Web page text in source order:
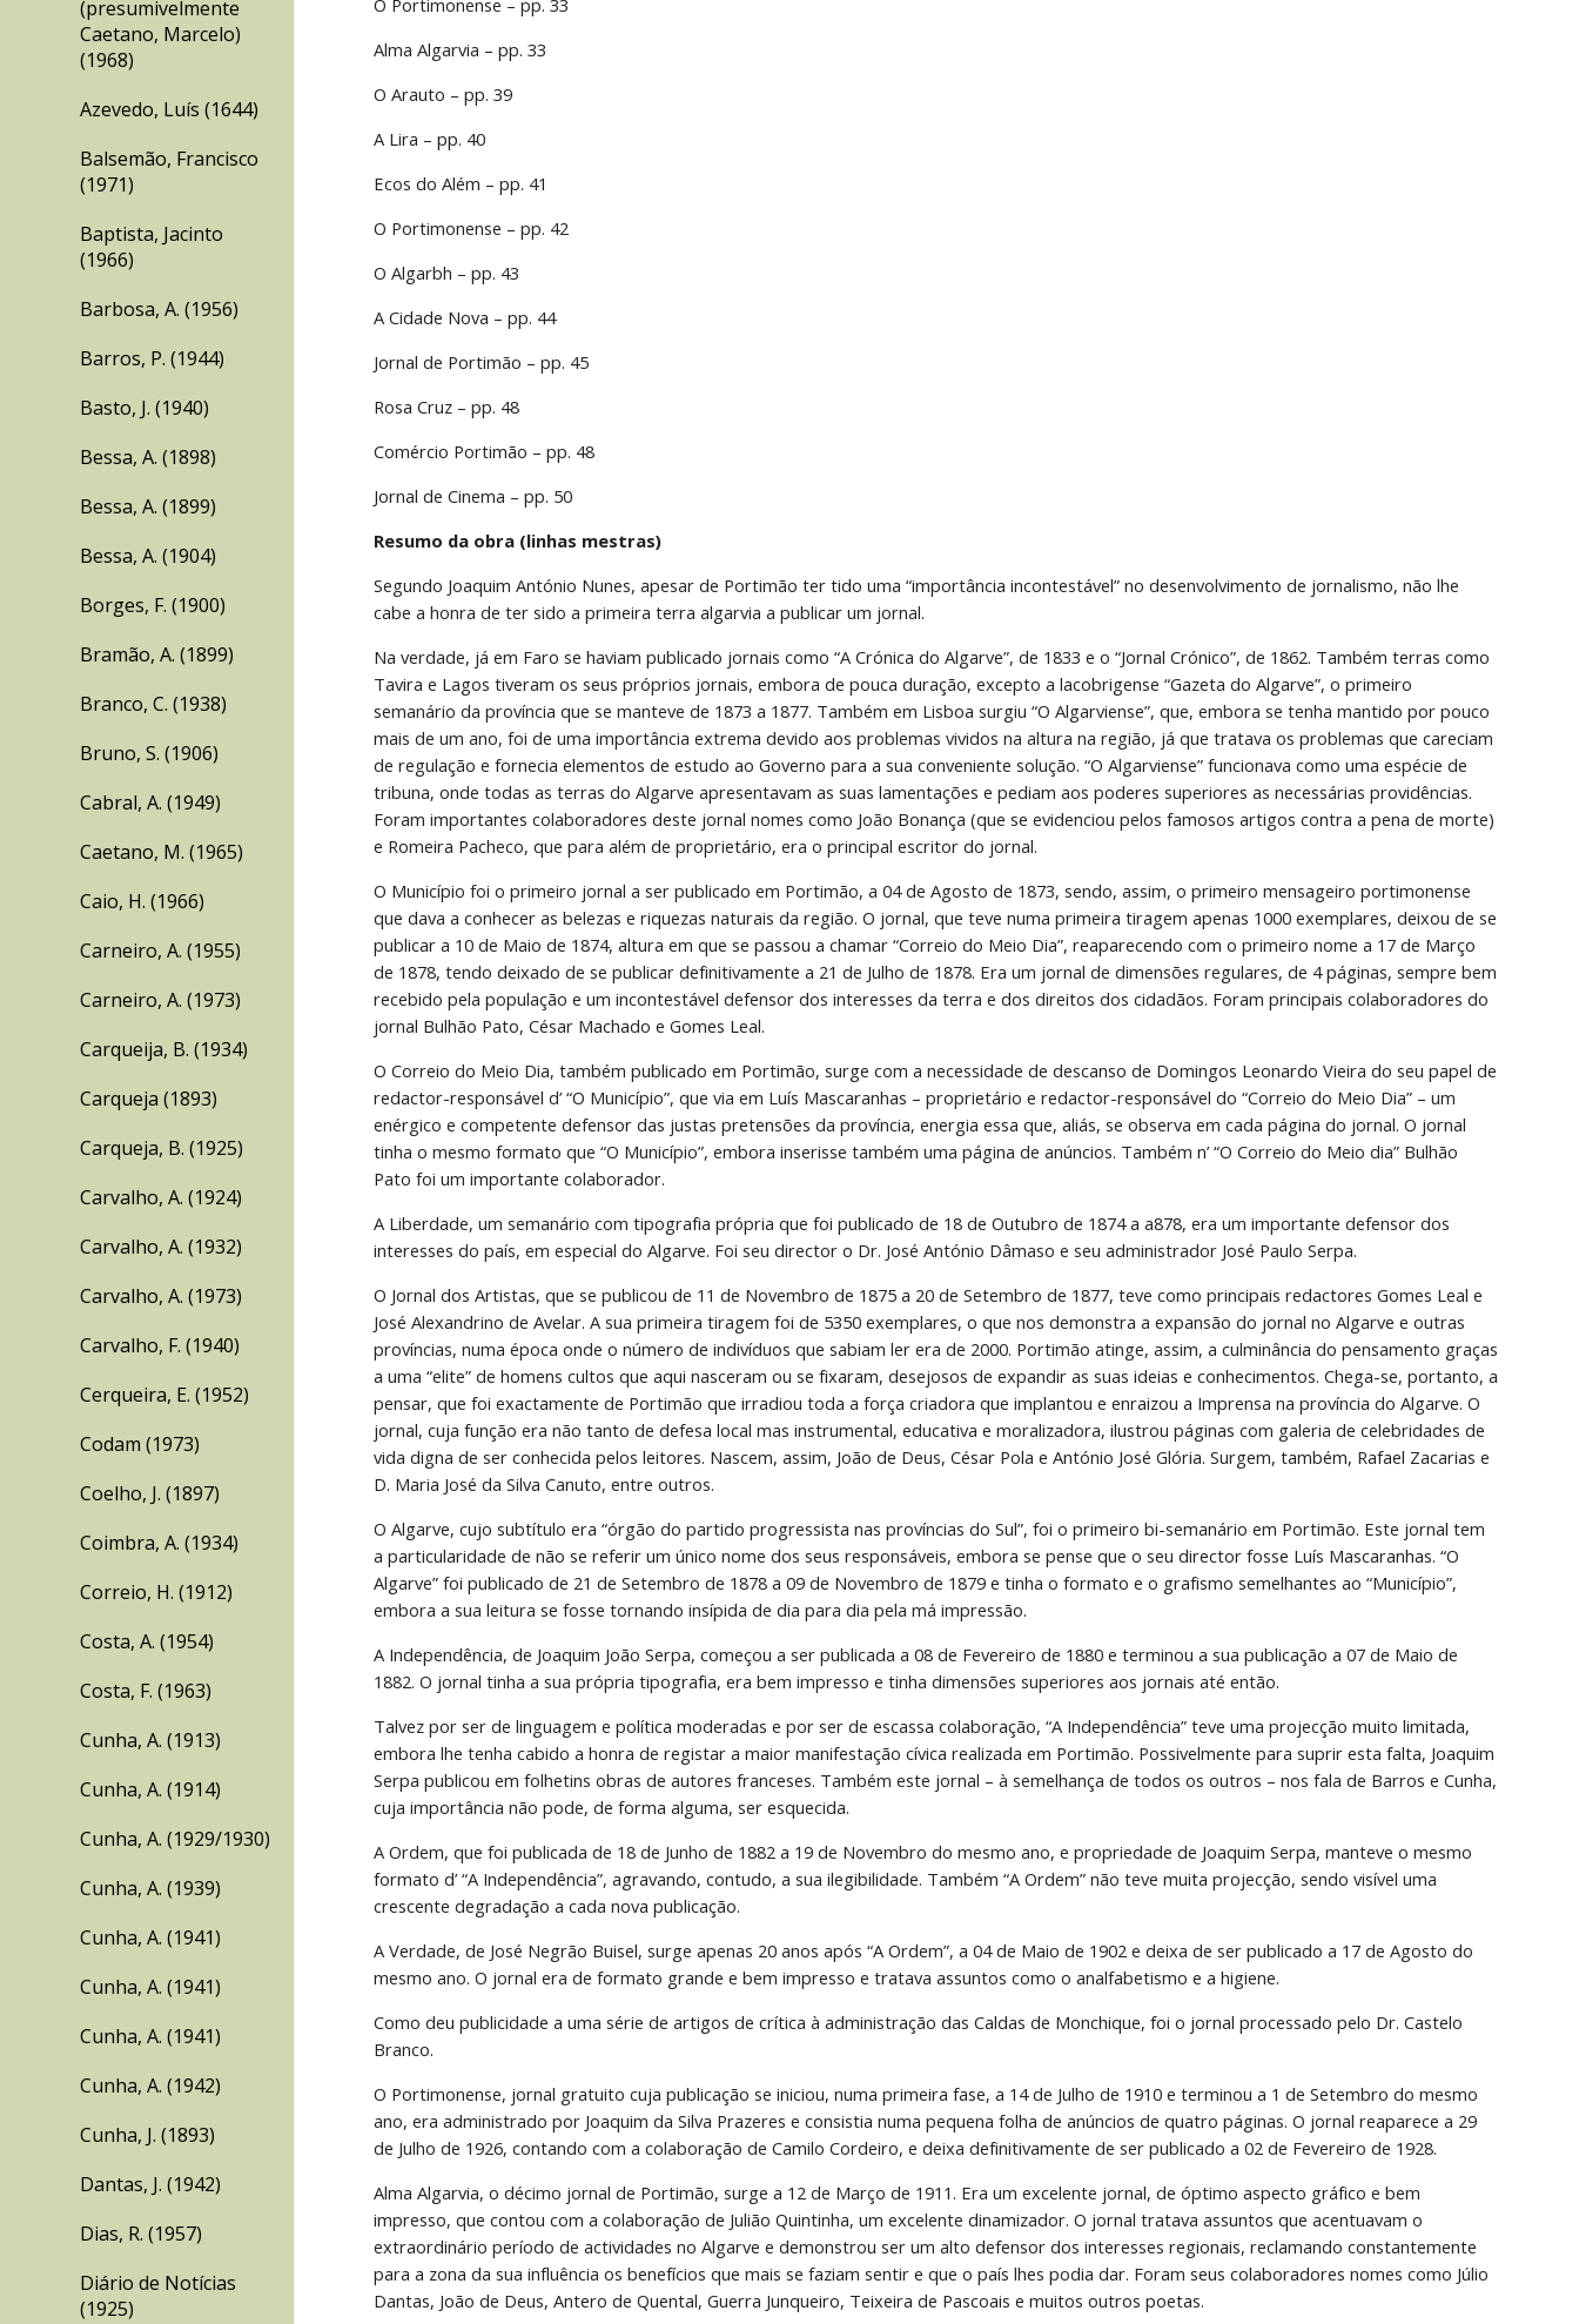
(presumivelmente
Caetano, Marcelo)
(1968)
Azevedo, Luís (1644)
Balsemão, Francisco
(1971)
Baptista, Jacinto
(1966)
Barbosa, A. (1956)
Barros, P. (1944)
Basto, J. (1940)
Bessa, A. (1898)
Bessa, A. (1899)
Bessa, A. (1904)
Borges, F. (1900)
Bramão, A. (1899)
Branco, C. (1938)
Bruno, S. (1906)
Cabral, A. (1949)
Caetano, M. (1965)
Caio, H. (1966)
Carneiro, A. (1955)
Carneiro, A. (1973)
Carqueija, B. (1934)
Carqueja (1893)
Carqueja, B. (1925)
Carvalho, A. (1924)
Carvalho, A. (1932)
Carvalho, A. (1973)
Carvalho, F. (1940)
Cerqueira, E. (1952)
Codam (1973)
Coelho, J. (1897)
Coimbra, A. (1934)
Correio, H. (1912)
Costa, A. (1954)
Costa, F. (1963)
Cunha, A. (1913)
Cunha, A. (1914)
Cunha, A. (1929/1930)
Cunha, A. (1939)
Cunha, A. (1941)
Cunha, A. (1941)
Cunha, A. (1941)
Cunha, A. (1942)
Cunha, J. (1893)
Dantas, J. (1942)
Dias, R. (1957)
Diário de Notícias
(1925)
O Portimonense – pp. 33
Alma Algarvia – pp. 33
O Arauto – pp. 39
A Lira – pp. 40
Ecos do Além – pp. 41
O Portimonense – pp. 42
O Algarbh – pp. 43
A Cidade Nova – pp. 44
Jornal de Portimão – pp. 45
Rosa Cruz – pp. 48
Comércio Portimão – pp. 48
Jornal de Cinema – pp. 50
Resumo da obra (linhas mestras)
Segundo Joaquim António Nunes, apesar de Portimão ter tido uma “importância incontestável” no desenvolvimento de jornalismo, não lhe
cabe a honra de ter sido a primeira terra algarvia a publicar um jornal.
Na verdade, já em Faro se haviam publicado jornais como “A Crónica do Algarve”, de 1833 e o “Jornal Crónico”, de 1862. Também terras como
Tavira e Lagos tiveram os seus próprios jornais, embora de pouca duração, excepto a lacobrigense “Gazeta do Algarve”, o primeiro
semanário da província que se manteve de 1873 a 1877. Também em Lisboa surgiu “O Algarviense”, que, embora se tenha mantido por pouco
mais de um ano, foi de uma importância extrema devido aos problemas vividos na altura na região, já que tratava os problemas que careciam
de regulação e fornecia elementos de estudo ao Governo para a sua conveniente solução. “O Algarviense” funcionava como uma espécie de
tribuna, onde todas as terras do Algarve apresentavam as suas lamentações e pediam aos poderes superiores as necessárias providências.
Foram importantes colaboradores deste jornal nomes como João Bonança (que se evidenciou pelos famosos artigos contra a pena de morte)
e Romeira Pacheco, que para além de proprietário, era o principal escritor do jornal.
O Município foi o primeiro jornal a ser publicado em Portimão, a 04 de Agosto de 1873, sendo, assim, o primeiro mensageiro portimonense
que dava a conhecer as belezas e riquezas naturais da região. O jornal, que teve numa primeira tiragem apenas 1000 exemplares, deixou de se
publicar a 10 de Maio de 1874, altura em que se passou a chamar “Correio do Meio Dia”, reaparecendo com o primeiro nome a 17 de Março
de 1878, tendo deixado de se publicar definitivamente a 21 de Julho de 1878. Era um jornal de dimensões regulares, de 4 páginas, sempre bem
recebido pela população e um incontestável defensor dos interesses da terra e dos direitos dos cidadãos. Foram principais colaboradores do
jornal Bulhão Pato, César Machado e Gomes Leal.
O Correio do Meio Dia, também publicado em Portimão, surge com a necessidade de descanso de Domingos Leonardo Vieira do seu papel de
redactor-responsável d’ “O Município”, que via em Luís Mascaranhas – proprietário e redactor-responsável do “Correio do Meio Dia” – um
enérgico e competente defensor das justas pretensões da província, energia essa que, aliás, se observa em cada página do jornal. O jornal
tinha o mesmo formato que “O Município”, embora inserisse também uma página de anúncios. Também n’ “O Correio do Meio dia” Bulhão
Pato foi um importante colaborador.
A Liberdade, um semanário com tipografia própria que foi publicado de 18 de Outubro de 1874 a a878, era um importante defensor dos
interesses do país, em especial do Algarve. Foi seu director o Dr. José António Dâmaso e seu administrador José Paulo Serpa.
O Jornal dos Artistas, que se publicou de 11 de Novembro de 1875 a 20 de Setembro de 1877, teve como principais redactores Gomes Leal e
José Alexandrino de Avelar. A sua primeira tiragem foi de 5350 exemplares, o que nos demonstra a expansão do jornal no Algarve e outras
províncias, numa época onde o número de indivíduos que sabiam ler era de 2000. Portimão atinge, assim, a culminância do pensamento graças
a uma “elite” de homens cultos que aqui nasceram ou se fixaram, desejosos de expandir as suas ideias e conhecimentos. Chega-se, portanto, a
pensar, que foi exactamente de Portimão que irradiou toda a força criadora que implantou e enraizou a Imprensa na província do Algarve. O
jornal, cuja função era não tanto de defesa local mas instrumental, educativa e moralizadora, ilustrou páginas com galeria de celebridades de
vida digna de ser conhecida pelos leitores. Nascem, assim, João de Deus, César Pola e António José Glória. Surgem, também, Rafael Zacarias e
D. Maria José da Silva Canuto, entre outros.
O Algarve, cujo subtítulo era “órgão do partido progressista nas províncias do Sul”, foi o primeiro bi-semanário em Portimão. Este jornal tem
a particularidade de não se referir um único nome dos seus responsáveis, embora se pense que o seu director fosse Luís Mascaranhas. “O
Algarve” foi publicado de 21 de Setembro de 1878 a 09 de Novembro de 1879 e tinha o formato e o grafismo semelhantes ao “Município”,
embora a sua leitura se fosse tornando insípida de dia para dia pela má impressão.
A Independência, de Joaquim João Serpa, começou a ser publicada a 08 de Fevereiro de 1880 e terminou a sua publicação a 07 de Maio de
1882. O jornal tinha a sua própria tipografia, era bem impresso e tinha dimensões superiores aos jornais até então.
Talvez por ser de linguagem e política moderadas e por ser de escassa colaboração, “A Independência” teve uma projecção muito limitada,
embora lhe tenha cabido a honra de registar a maior manifestação cívica realizada em Portimão. Possivelmente para suprir esta falta, Joaquim
Serpa publicou em folhetins obras de autores franceses. Também este jornal – à semelhança de todos os outros – nos fala de Barros e Cunha,
cuja importância não pode, de forma alguma, ser esquecida.
A Ordem, que foi publicada de 18 de Junho de 1882 a 19 de Novembro do mesmo ano, e propriedade de Joaquim Serpa, manteve o mesmo
formato d’ “A Independência”, agravando, contudo, a sua ilegibilidade. Também “A Ordem” não teve muita projecção, sendo visível uma
crescente degradação a cada nova publicação.
A Verdade, de José Negrão Buisel, surge apenas 20 anos após “A Ordem”, a 04 de Maio de 1902 e deixa de ser publicado a 17 de Agosto do
mesmo ano. O jornal era de formato grande e bem impresso e tratava assuntos como o analfabetismo e a higiene.
Como deu publicidade a uma série de artigos de crítica à administração das Caldas de Monchique, foi o jornal processado pelo Dr. Castelo
Branco.
O Portimonense, jornal gratuito cuja publicação se iniciou, numa primeira fase, a 14 de Julho de 1910 e terminou a 1 de Setembro do mesmo
ano, era administrado por Joaquim da Silva Prazeres e consistia numa pequena folha de anúncios de quatro páginas. O jornal reaparece a 29
de Julho de 1926, contando com a colaboração de Camilo Cordeiro, e deixa definitivamente de ser publicado a 02 de Fevereiro de 1928.
Alma Algarvia, o décimo jornal de Portimão, surge a 12 de Março de 1911. Era um excelente jornal, de óptimo aspecto gráfico e bem
impresso, que contou com a colaboração de Julião Quintinha, um excelente dinamizador. O jornal tratava assuntos que acentuavam o
extraordinário período de actividades no Algarve e demonstrou ser um alto defensor dos interesses regionais, reclamando constantemente
para a zona da sua influência os benefícios que mais se faziam sentir e que o país lhes podia dar. Foram seus colaboradores nomes como Júlio
Dantas, João de Deus, Antero de Quental, Guerra Junqueiro, Teixeira de Pascoais e muitos outros poetas.